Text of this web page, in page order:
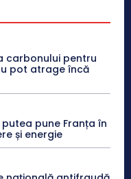
carbonului pentru
pot atrage încă
putea pune Franța în
și energie